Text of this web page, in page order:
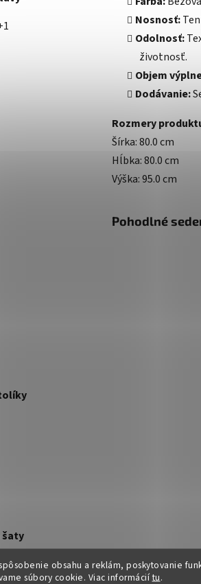
obsahu a reklám, poskytovanie
súbory cookie. Viac informáciítu.
šaty
Nosnosť:
Odolnosť:
životnosť.
Objem
Dodávanie:
Rozmery
Šírka: 80.0 cm
Hĺbka: 80.0 cm
Výška: 95.0 cm
Pohodlné